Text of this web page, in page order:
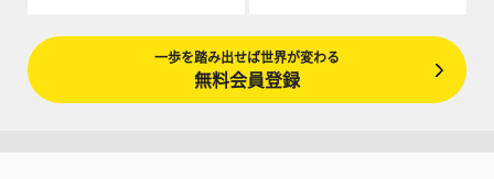
一歩を踏み出せば世界が変わる
無料会員登録